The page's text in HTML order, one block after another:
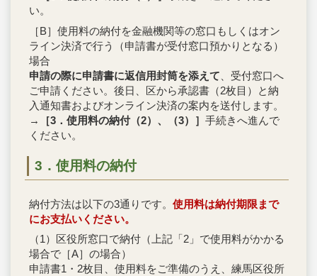
い。
［B］使用料の納付を金融機関等の窓口もしくはオン
ライン決済で行う（申請書が受付窓口預かりとなる）
場合
申請の際に申請書に返信用封筒を添えて 、受付窓口へ
ご申請ください。後日、区から承認書（2枚目）と納
入通知書およびオンライン決済の案内を送付します。
→
［3．使用料の納付（2）、（3）］ 手続きへ進んで
ください。
3．使用料の納付
納付方法は以下の3通りです。 使用料は納付期限まで
にお支払いください。
（1）区役所窓口で納付（上記「2」で使用料がかかる
場合で［A］の場合）
申請書1・2枚目、使用料をご準備のうえ、練馬区役所